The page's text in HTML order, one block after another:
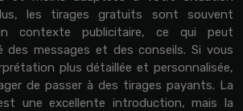
les tirages gratuits sont souvent
contexte publicitaire, ce qui peut
des messages et des conseils. Si vous
plus détaillée et personnalisée,
de passer à des tirages payants. La
une excellente introduction, mais la